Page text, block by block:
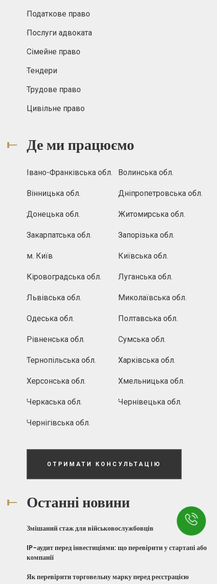
Податкове право
Послуги адвоката
Сімейне право
Тендери
Трудове право
Цивільне право
Де ми працюємо
Івано-Франківська обл. Волинська обл.
Вінницька обл. Дніпропетровська обл.
Донецька обл. Житомирська обл.
Закарпатська обл. Запорізька обл.
м. Київ Київська обл.
Кіровоградська обл. Луганська обл.
Львівська обл. Миколаївська обл.
Одеська обл. Полтавська обл.
Рівненська обл. Сумська обл.
Тернопільська обл. Харківська обл.
Херсонська обл. Хмельницька обл.
Черкаська обл. Чернівецька обл.
Чернігівська обл.
ОТРИМАТИ КОНСУЛЬТАЦІЮ
Останні новини
Змішаний стаж для військовослужбовців
IP-аудит перед інвестиціями: що перевірити у стартапі або
компанії
Як перевірити торговельну марку перед реєстрацією